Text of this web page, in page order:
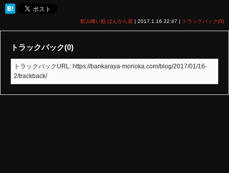
飲み喰い処 ばんから屋 | 2017.1.16 22:47 | トラックバック(0)
トラックバック(0)
トラックバックURL: https://bankaraya-morioka.com/blog/2017/01/16-
2/trackback/